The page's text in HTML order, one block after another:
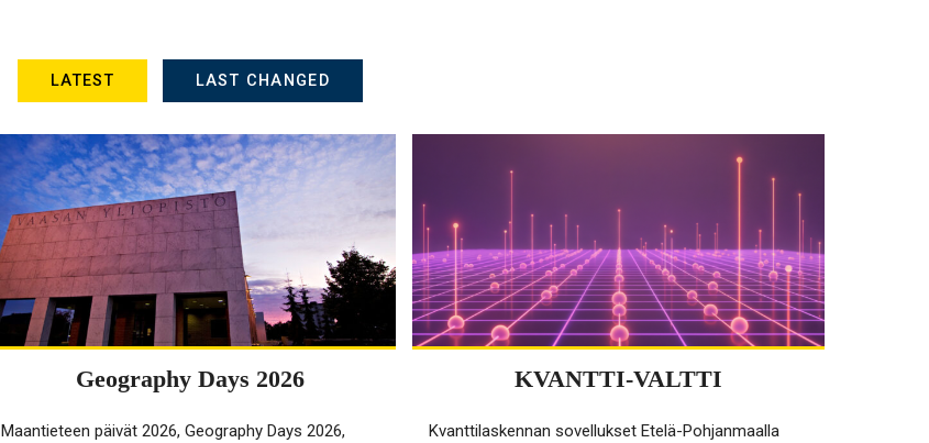
LATEST LAST CHANGED
Geography Days 2026
Maantieteen päivät 2026, Geography Days 2026,
KVANTTI-VALTTI
Kvanttilaskennan sovellukset Etelä-Pohjanmaalla